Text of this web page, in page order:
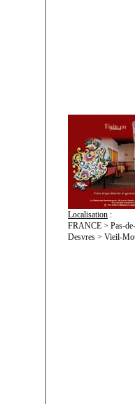
Localisation :
FRANCE > Pas-
Desvres > Vieil-